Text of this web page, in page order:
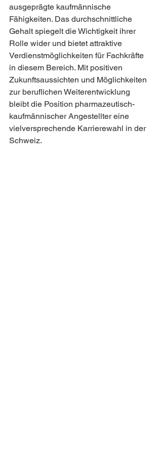
ausgeprägte kaufmännische
Fähigkeiten. Das durchschnittliche
Gehalt spiegelt die Wichtigkeit ihrer
Rolle wider und bietet attraktive
Verdienstmöglichkeiten für Fachkräfte
in diesem Bereich. Mit positiven
Zukunftsaussichten und Möglichkeiten
zur beruflichen Weiterentwicklung
bleibt die Position pharmazeutisch-
kaufmännischer Angestellter eine
vielversprechende Karrierewahl in der
Schweiz.